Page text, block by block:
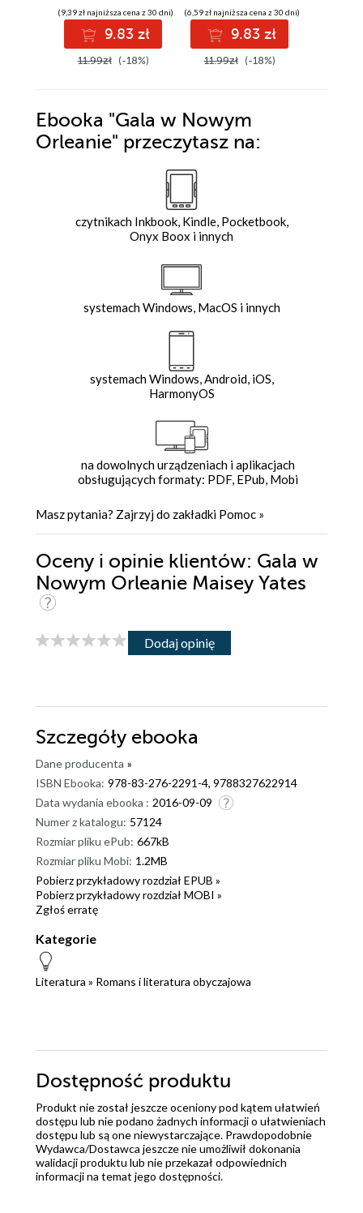
(9,39 zł najniższa cena z 30 dni)
9.83 zł
11.99zł (-18%)
(6,59 zł najniższa cena z 30 dni)
9.83 zł
11.99zł (-18%)
Ebooka "Gala w Nowym
Orleanie" przeczytasz na:
czytnikach Inkbook, Kindle, Pocketbook,
Onyx Boox i innych
systemach Windows, MacOS i innych
systemach Windows, Android, iOS,
HarmonyOS
na dowolnych urządzeniach i aplikacjach
obsługujących formaty: PDF, EPub, Mobi
Masz pytania? Zajrzyj do zakładki Pomoc »
Oceny i opinie klientów: Gala w
Nowym Orleanie Maisey Yates
Dodaj opinię
Szczegóły ebooka
Dane producenta »
ISBN Ebooka: 978-83-276-2291-4, 9788327622914
Data wydania ebooka : 2016-09-09
Numer z katalogu: 57124
Rozmiar pliku ePub: 667kB
Rozmiar pliku Mobi: 1.2MB
Pobierz przykładowy rozdział EPUB »
Pobierz przykładowy rozdział MOBI »
Zgłoś erratę
Kategorie
Literatura » Romans i literatura obyczajowa
Dostępność produktu
Produkt nie został jeszcze oceniony pod kątem ułatwień
dostępu lub nie podano żadnych informacji o ułatwieniach
dostępu lub są one niewystarczające. Prawdopodobnie
Wydawca/Dostawca jeszcze nie umożliwił dokonania
walidacji produktu lub nie przekazał odpowiednich
informacji na temat jego dostępności.